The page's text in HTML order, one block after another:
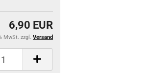
6,90 EUR
MwSt. zzgl. Versand